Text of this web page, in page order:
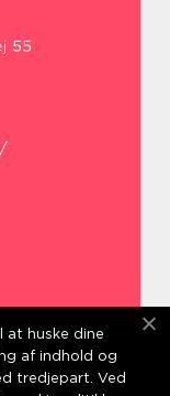
at huske dine
af indhold og
tredjepart. Ved